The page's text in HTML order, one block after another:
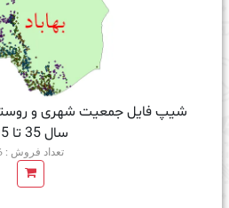
شیپ فایل جمعیت شهری و
سال 35 تا 95
تعداد فروش : 6